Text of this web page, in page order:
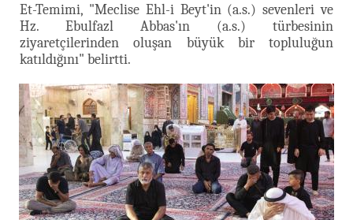
Et-Temimi, "Meclise Ehl-i Beyt'in (a.s.) sevenleri ve
Hz. Ebulfazl Abbas'ın (a.s.) türbesinin
ziyaretçilerinden oluşan büyük bir topluluğun
katıldığını" belirtti.​​​​​​​​​​​​​​​​